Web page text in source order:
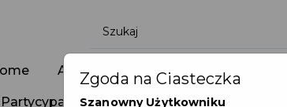
Aktualności Wydarzenia
Partycypacja Społeczna Programy
Zgoda na Ciasteczka
Szanowny Użytkowniku